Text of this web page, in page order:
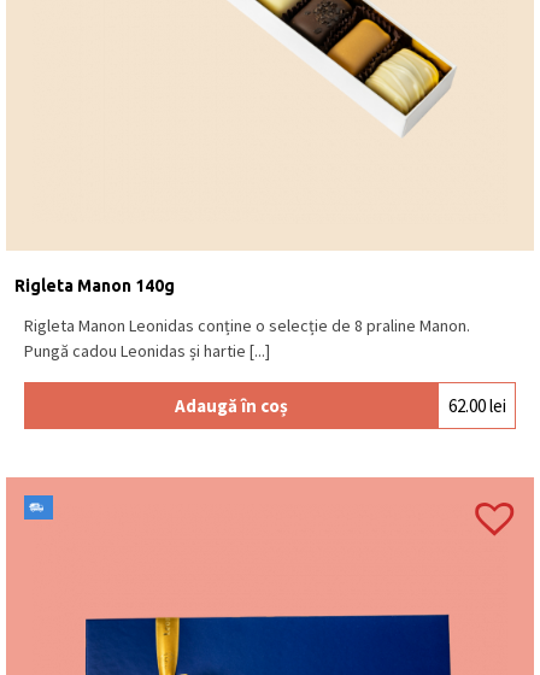
Rigleta Manon 140g
Rigleta Manon Leonidas conține o selecție de 8 praline Manon.
Pungă cadou Leonidas și hartie [...]
Adaugă în coș 62.00lei